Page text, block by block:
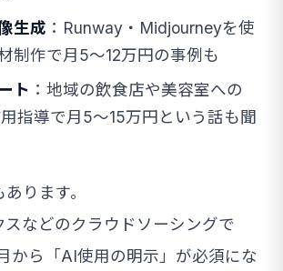
生成 ：Runway・Midjourneyを使
制作で月5〜12万円の事例も
ト ：地域の飲食店や美容室への
指導で月5〜15万円という話も聞
ります。
スなどのクラウドソーシングで
から「AI使用の明示」が必須にな